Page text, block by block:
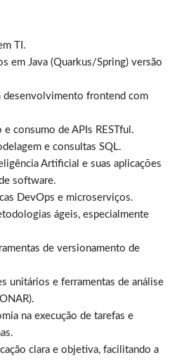
TI.
em Java (Quarkus/Spring) versão
desenvolvimento frontend com
e consumo de APIs RESTful.
e consultas SQL.
Artificial e suas aplicações
software.
DevOps e microserviços.
ágeis, especialmente
de versionamento de
unitários e ferramentas de análise
na execução de tarefas e
clara e objetiva, facilitando a